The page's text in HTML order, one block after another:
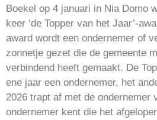
Boekel op 4 januari in Nia Domo
keer ‘de Topper van het Jaar’-
award wordt een ondernemer of
zonnetje gezet die de gemeente
verbindend heeft gemaakt. De
ene jaar een ondernemer, het
2026 trapt af met de ondernemer
ondernemer kent die het